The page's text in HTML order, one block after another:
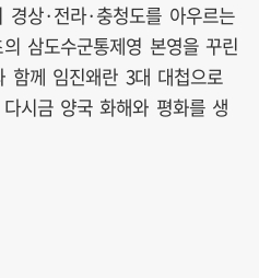
상·전라·충청도를 아우르는
삼도수군통제영 본영을 꾸린
함께 임진왜란 3대 대첩으로
시금 양국 화해와 평화를 생